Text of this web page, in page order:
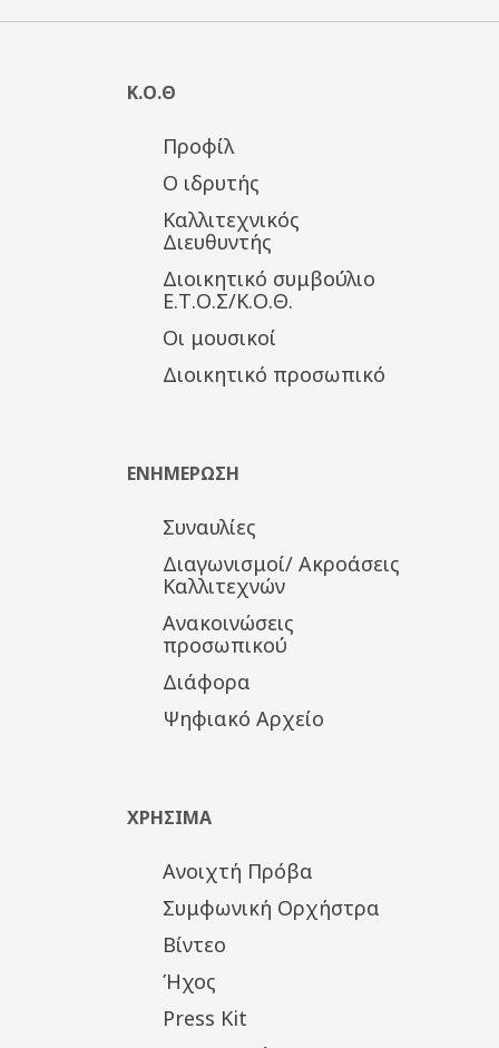
Κ.Ο.Θ
Προφίλ
Ο ιδρυτής
Καλλιτεχνικός
Διευθυντής
Διοικητικό συμβούλιο
Ε.Τ.Ο.Σ/Κ.Ο.Θ.
Οι μουσικοί
Διοικητικό προσωπικό
ΕΝΗΜΕΡΩΣΗ
Συναυλίες
Διαγωνισμοί/ Ακροάσεις
Καλλιτεχνών
Ανακοινώσεις
προσωπικού
Διάφορα
Ψηφιακό Αρχείο
ΧΡΗΣΙΜΑ
Ανοιχτή Πρόβα
Συμφωνική Ορχήστρα
Βίντεο
Ήχος
Press Kit